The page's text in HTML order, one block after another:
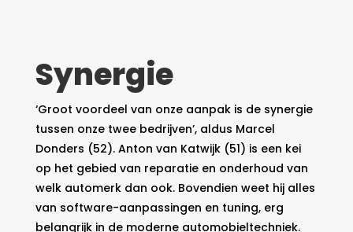
Synergie
‘Groot voordeel van onze aanpak is de synergie
tussen onze twee bedrijven’, aldus Marcel
Donders (52). Anton van Katwijk (51) is een kei
op het gebied van reparatie en onderhoud van
welk automerk dan ook. Bovendien weet hij alles
van software-aanpassingen en tuning, erg
belangrijk in de moderne automobieltechniek.